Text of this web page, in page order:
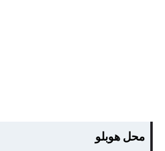
محل هوبلو